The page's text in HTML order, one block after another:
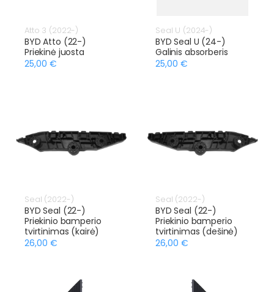
Atto 3 (2022-)
BYD Atto (22-)
Priekinė juosta
25,00 €
Seal U (2024-)
BYD Seal U (24-)
Galinis absorberis
25,00 €
Seal (2022-)
BYD Seal (22-)
Priekinio bamperio
tvirtinimas (kairė)
26,00 €
Seal (2022-)
BYD Seal (22-)
Priekinio bamperio
tvirtinimas (dešinė)
26,00 €